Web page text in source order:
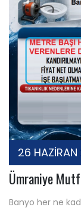
26
Ümraniye
Banyo her ne